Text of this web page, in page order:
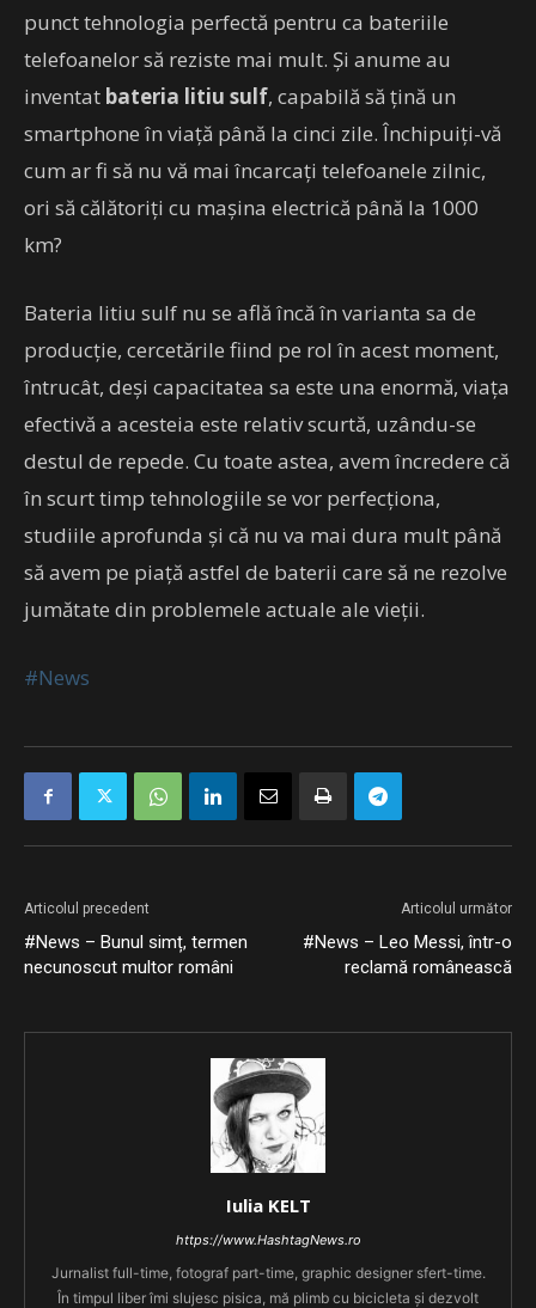
punct tehnologia perfectă pentru ca bateriile
telefoanelor să reziste mai mult. Și anume au
inventat bateria litiu sulf, capabilă să țină un
smartphone în viață până la cinci zile. Închipuiți-vă
cum ar fi să nu vă mai încarcați telefoanele zilnic,
ori să călătoriți cu mașina electrică până la 1000
km?
Bateria litiu sulf nu se află încă în varianta sa de
producție, cercetările fiind pe rol în acest moment,
întrucât, deși capacitatea sa este una enormă, viața
efectivă a acesteia este relativ scurtă, uzându-se
destul de repede. Cu toate astea, avem încredere că
în scurt timp tehnologiile se vor perfecționa,
studiile aprofunda și că nu va mai dura mult până
să avem pe piață astfel de baterii care să ne rezolve
jumătate din problemele actuale ale vieții.
#News
Articolul precedent
#News – Bunul simț, termen
necunoscut multor români
Articolul următor
#News – Leo Messi, într-o
reclamă românească
Iulia KELT
https://www.HashtagNews.ro
Jurnalist full-time, fotograf part-time, graphic designer sfert-time.
În timpul liber îmi slujesc pisica, mă plimb cu bicicleta și dezvolt